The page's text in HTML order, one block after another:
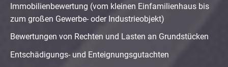
Immobilienbewertung (vom kleinen Einfamilienhaus bis
zum großen Gewerbe- oder Industrieobjekt)
Bewertungen von Rechten und Lasten an Grundstücken
Entschädigungs- und Enteignungsgutachten